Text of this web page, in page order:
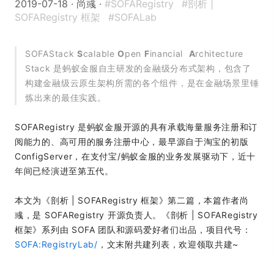
2019-07-18 · 尚彧 · #SOFARegistry
#剖析 |
SOFARegistry 框架
#SOFALab
SOFAStack ScalableOpen Financial Architecture
Stack 是蚂蚁金服自主研发的金融级分布式架构，包含了
构建金融级云原生架构所需的各个组件，是在金融场景里锤
炼出来的最佳实践。
SOFARegistry 是蚂蚁金服开源的具有承载海量服务注册和订
阅能力的、高可用的服务注册中心，最早源自于淘宝的初版
ConfigServer，在支付宝/蚂蚁金服的业务发展驱动下，近十
年间已经演进至第五代。
本文为《剖析 | SOFARegistry 框架》第二篇，本篇作者尚
彧，是 SOFARegistry 开源负责人。《剖析 | SOFARegistry
框架》系列由 SOFA 团队和源码爱好者们出品，项目代号：
SOFA:RegistryLab/ ，文末附共建列表，欢迎领取共建~